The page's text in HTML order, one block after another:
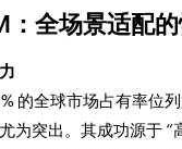
：全场景适配
的全球市场占有率位
为突出。其成功源于 “